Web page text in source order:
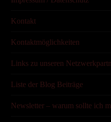
Kontakt
Kontaktmöglichkeiten
Links zu unseren
Liste der Blog Beiträge
Newsletter – warum sollte ich